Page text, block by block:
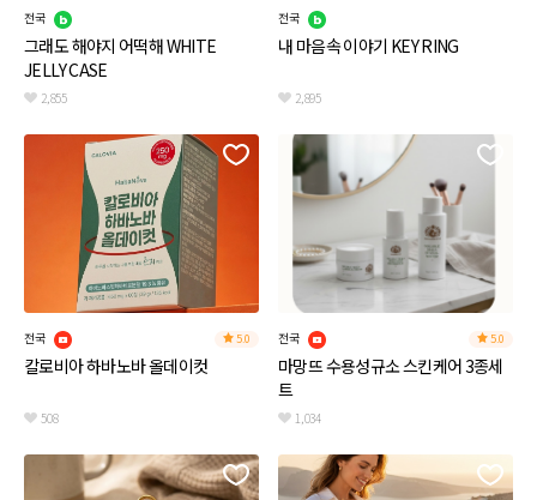
전국
그래도 해야지 어떡해 WHITE
JELLY CASE
2,855
전국
내 마음속 이야기 KEY RING
2,895
전국 5.0
칼로비아 하바노바 올데이컷
508
전국 5.0
마망뜨 수용성규소 스킨케어 3종세
트
1,034